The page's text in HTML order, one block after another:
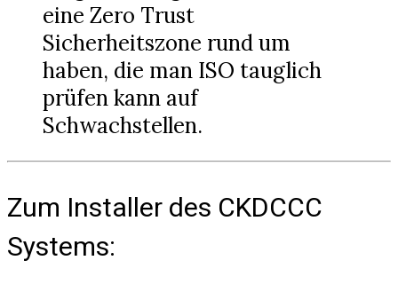
eine Zero Trust
Sicherheitszone rund um
haben, die man ISO tauglich
prüfen kann auf
Schwachstellen.
Zum Installer des CKDCCC
Systems: